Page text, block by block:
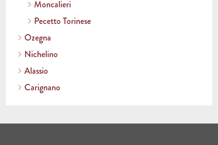
Moncalieri
Pecetto Torinese
Ozegna
Nichelino
Alassio
Carignano